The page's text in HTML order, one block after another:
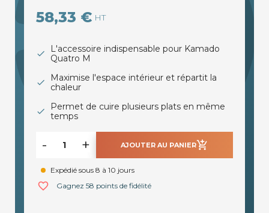
58,33 € HT
L'accessoire indispensable pour Kamado
Quatro M
Maximise l'espace intérieur et répartit la
chaleur
Permet de cuire plusieurs plats en même
temps
- + AJOUTER AU PANIERadd_shopping_cart
Expédié sous 8 à 10 jours
favorite_border Gagnez 58 points de fidélité